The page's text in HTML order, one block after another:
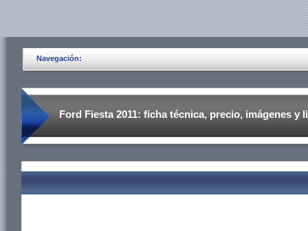
Navegación:
Ford Fiesta 2011: ficha técnica, precio, imágenes y